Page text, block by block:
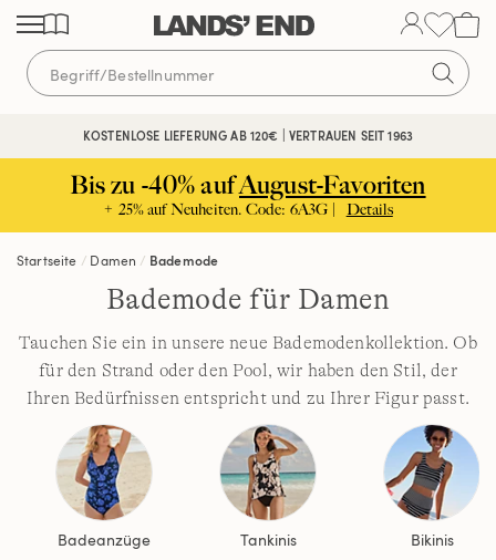
Direkt
zum
Inhalt
Direkt
zur
Navigation
Direkt
zur
Suche
KOSTENLOSE LIEFERUNG AB 120€ | VERTRAUEN SEIT 1963
Bis zu -40% aufAugust-Favoriten
+ 25% auf Neuheiten. Code: 6A3G | Details
Startseite Damen Bademode
Bademode für Damen
Tauchen Sie ein in unsere neue Bademodenkollektion. Ob
für den Strand oder den Pool, wir haben den Stil, der
Ihren Bedürfnissen entspricht und zu Ihrer Figur passt.
Badeanzüge Tankinis Bikinis